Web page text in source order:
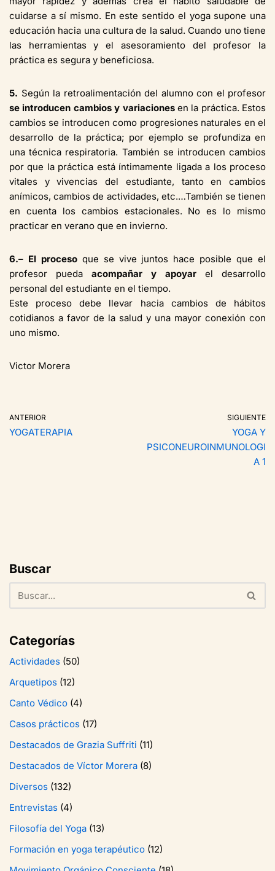
cuidarse a sí mismo. En este sentido el yoga supone una
educación hacia una cultura de la salud. Cuando uno tiene
las herramientas y el asesoramiento del profesor la
práctica es segura y beneficiosa.
5. Según la retroalimentación del alumno con el profesor
se introducen cambios y variacionesen la práctica. Estos
cambios se introducen como progresiones naturales en el
desarrollo de la práctica; por ejemplo se profundiza en
una técnica respiratoria. También se introducen cambios
por que la práctica está íntimamente ligada a los proceso
vitales y vivencias del estudiante, tanto en cambios
anímicos, cambios de actividades, etc.…También se tienen
en cuenta los cambios estacionales. No es lo mismo
practicar en verano que en invierno.
6.– El procesoque se vive juntos hace posible que el
profesor pueda acompañar y apoyar el desarrollo
personal del estudiante en el tiempo.
Este proceso debe llevar hacia cambios de hábitos
cotidianos a favor de la salud y una mayor conexión con
uno mismo.
Victor Morera
ANTERIOR
YOGATERAPIA
SIGUIENTE
YOGA Y
PSICONEUROINMUNOLOGI
A 1
Buscar
Categorías
Actividades (50)
Arquetipos (12)
Canto Védico (4)
Casos prácticos (17)
Destacados de Grazia Suffriti (11)
Destacados de Víctor Morera (8)
Diversos (132)
Entrevistas (4)
Filosofía del Yoga (13)
Formación en yoga terapéutico (12)